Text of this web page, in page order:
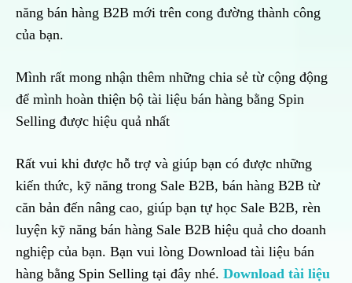
năng bán hàng B2B mới trên cong đường thành công
của bạn.
Mình rất mong nhận thêm những chia sẻ từ cộng động
để mình hoàn thiện bộ tài liệu bán hàng bằng Spin
Selling được hiệu quả nhất
Rất vui khi được hỗ trợ và giúp bạn có được những
kiến thức, kỹ năng trong Sale B2B, bán hàng B2B từ
căn bản đến nâng cao, giúp bạn tự học Sale B2B, rèn
luyện kỹ năng bán hàng Sale B2B hiệu quả cho doanh
nghiệp của bạn. Bạn vui lòng Download tài liệu bán
hàng bằng Spin Selling tại đây nhé. Download tài liệu